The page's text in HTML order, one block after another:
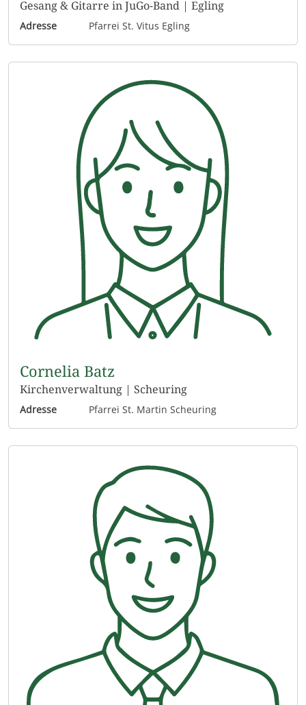
Gesang & Gitarre in JuGo-Band | Egling
Adresse Pfarrei St. Vitus Egling
Cornelia Batz
Kirchenverwaltung | Scheuring
Adresse Pfarrei St. Martin Scheuring